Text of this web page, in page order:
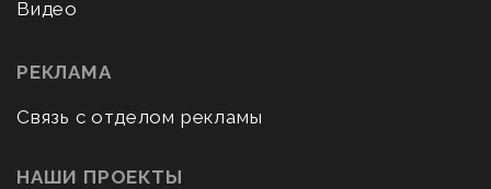
Видео
РЕКЛАМА
Связь с отделом рекламы
НАШИ ПРОЕКТЫ